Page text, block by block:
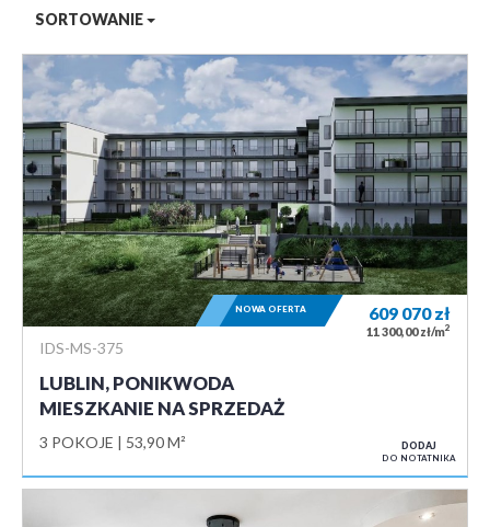
SORTOWANIE
IDS-MS-375
LUBLIN, PONIKWODA
MIESZKANIE NA SPRZEDAŻ
3 POKOJE 53,90 M²
609 070zł
11 300,00 zł/m2
NOWA OFERTA
DODAJ
DO NOTATNIKA